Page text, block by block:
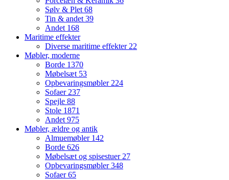
Sølv & Plet 68
Tin & andet 39
Andet 168
Maritime effekter
Diverse maritime effekter 22
Møbler, moderne
Borde 1370
Møbelsæt 53
Opbevaringsmøbler 224
Sofaer 237
Spejle 88
Stole 1871
Andet 975
Møbler, ældre og antik
Almuemøbler 142
Borde 626
Møbelsæt og spisestuer 27
Opbevaringsmøbler348
Sofaer65